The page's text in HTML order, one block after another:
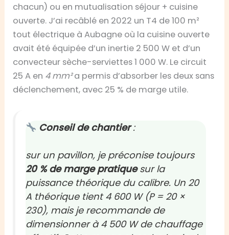
chacun) ou en mutualisation séjour + cuisine
ouverte. J’ai recâblé en 2022 un T4 de 100 m²
tout électrique à Aubagne où la cuisine ouverte
avait été équipée d’un inertie 2 500 W et d’un
convecteur sèche-serviettes 1 000 W. Le circuit
25 A en 4 mm²a permis d’absorber les deux sans
déclenchement, avec 25 % de marge utile.
Conseil de chantier:
sur un pavillon, je préconise toujours
20 % de marge pratiquesur la
puissance théorique du calibre. Un 20
A théorique tient 4 600 W (P = 20 ×
230), mais je recommande de
dimensionner à 4 500 W de chauffage